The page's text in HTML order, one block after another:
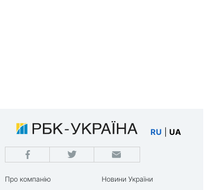
RU UA
Про компанію
Новини України